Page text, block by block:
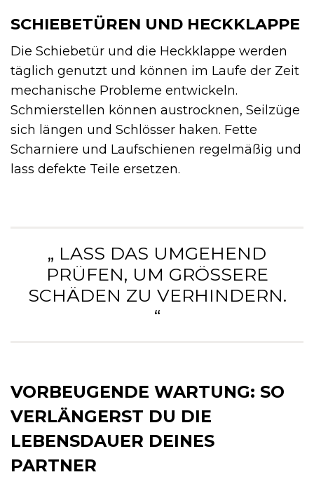
SCHIEBETÜREN UND HECKKLAPPE
Die Schiebetür und die Heckklappe werden
täglich genutzt und können im Laufe der Zeit
mechanische Probleme entwickeln.
Schmierstellen können austrocknen, Seilzüge
sich längen und Schlösser haken. Fette
Scharniere und Laufschienen regelmäßig und
lass defekte Teile ersetzen.
„ LASS DAS UMGEHEND
PRÜFEN, UM GRÖSSERE S
CHÄDEN ZU VERHINDERN. “
VORBEUGENDE WARTUNG: SO
VERLÄNGERST DU DIE
LEBENSDAUER DEINES
PARTNER